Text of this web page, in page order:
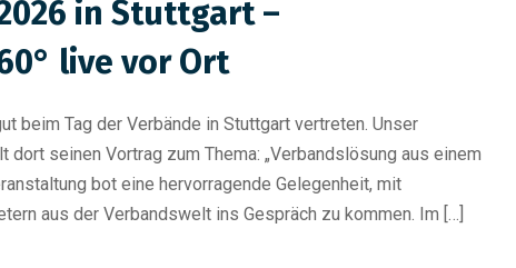
in Stuttgart –
live vor Ort
beim Tag der Verbände in Stuttgart vertreten. Unser
seinen Vortrag zum Thema: „Verbandslösung aus einem
bot eine hervorragende Gelegenheit, mit
aus der Verbandswelt ins Gespräch zu kommen. Im […]